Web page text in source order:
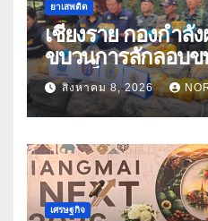
ยาเสพติด
เชียงราย กองกำลั
ขบวนการลักลอบข
ล้านเม็ด
สิงหาคม 8, 2026
เศรษฐกิจ